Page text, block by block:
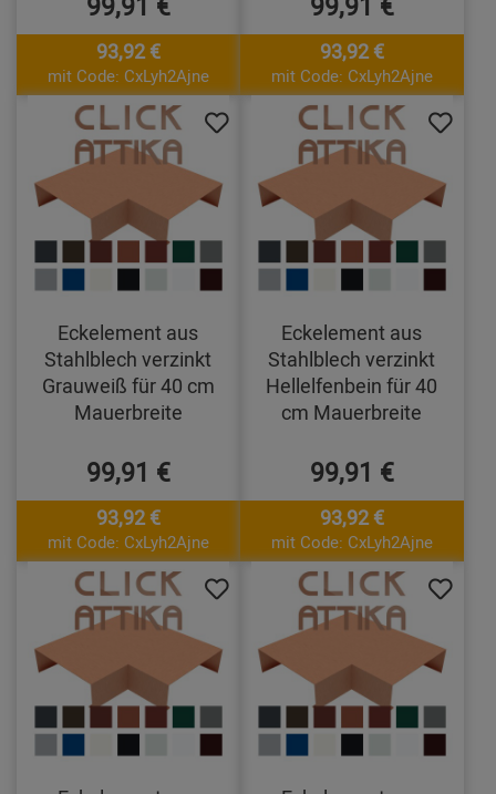
93,92 €
mit Code: CxLyh2Ajne
93,92 €
mit Code: CxLyh2Ajne
Eckelement aus
Stahlblech verzinkt
Grauweiß für 40 cm
Mauerbreite
99,91 €
93,92 €
mit Code: CxLyh2Ajne
Eckelement aus
Stahlblech verzinkt
Hellelfenbein für 40
cm Mauerbreite
99,91 €
93,92 €
mit Code: CxLyh2Ajne